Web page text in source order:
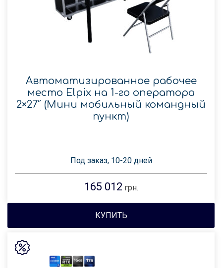
Автоматизированное рабочее
место Elpix на 1-го оператора
2×27″ (Мини мобильный командный
пункт)
Под заказ, 10-20 дней
165 012 грн.
КУПИТЬ